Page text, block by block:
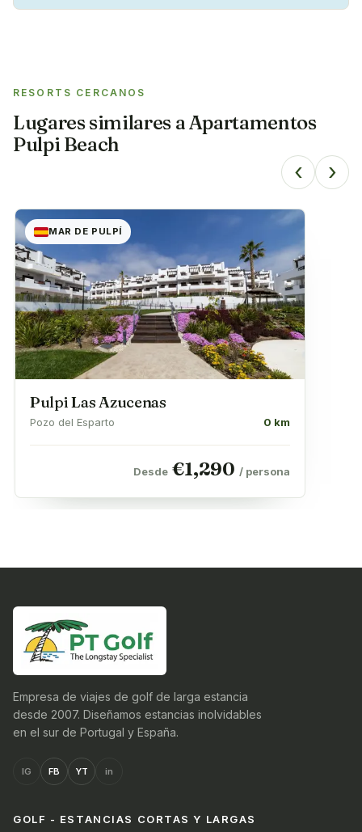
RESORTS CERCANOS
Lugares similares aApartamentos
Pulpi Beach
‹ ›
MAR DE PULPÍ
Pulpi Las Azucenas
Pozo del Esparto 0 km
Desde €1,290 / persona
Empresa de viajes de golf de larga estancia
desde 2007. Diseñamos estancias inolvidables
en el sur de Portugal y España.
IG FB YT in
GOLF - ESTANCIAS CORTAS Y LARGAS